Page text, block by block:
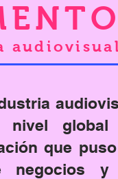
audiovisual
nivel global
que
negocios y